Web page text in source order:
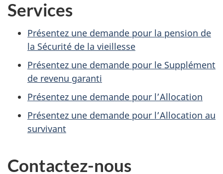
Services
Présentez une demande pour la pension de
la Sécurité de la vieillesse
Présentez une demande pour le Supplément
de revenu garanti
Présentez une demande pour l’Allocation
Présentez une demande pour l’Allocation au
survivant
Contactez-nous